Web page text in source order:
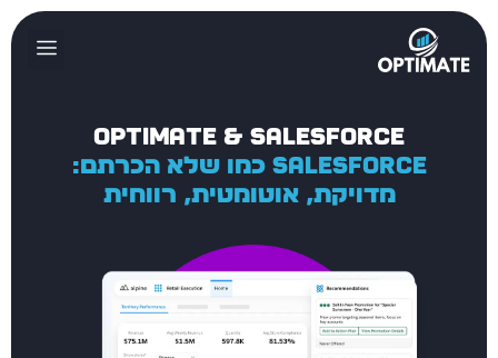
Optimate & Salesforce
Salesforce כמו שלא הכרתם:
מדויקת, אוטומטית, רווחית